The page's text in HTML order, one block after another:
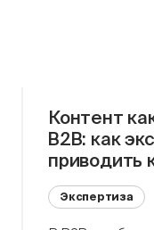
Контент
B2B: как
приводить
Экспертиза